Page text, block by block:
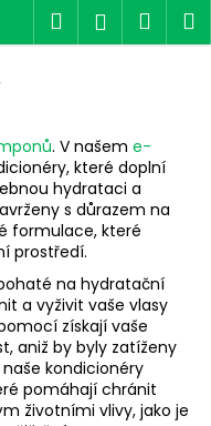
Hledat
. V našem e-
které doplní
hydrataci a
s důrazem na
formulace, které
prostředí.
na hydratační
a vyživit vaše vlasy
získají vaše
aniž by byly zatíženy
kondicionéry
pomáhají chránit
životními vlivy, jako je